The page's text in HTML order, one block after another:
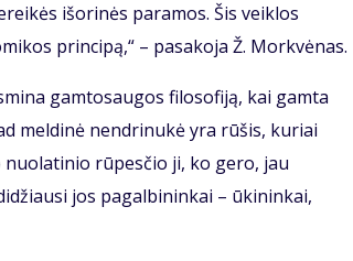
išorinės paramos. Šis veiklos
principą,“ – pasakoja Ž. Morkvėnas.
gamtosaugos filosofiją, kai gamta
meldinė nendrinukė yra rūšis, kuriai
nuolatinio rūpesčio ji, ko gero, jau
jos pagalbininkai – ūkininkai,